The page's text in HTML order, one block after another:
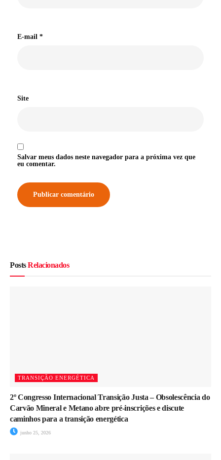
E-mail *
Site
Salvar meus dados neste navegador para a próxima vez que
eu comentar.
PostsRelacionados
TRANSIÇÃO ENERGÉTICA
2º Congresso Internacional Transição Justa – Obsolescência do
Carvão Mineral e Metano abre pré-inscrições e discute
caminhos para a transição energética
junho 25, 2026